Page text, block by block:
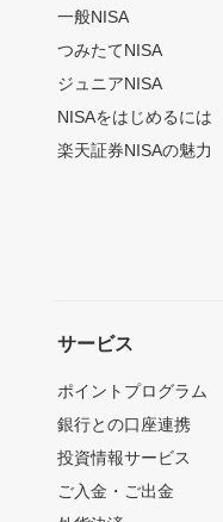
一般NISA
つみたてNISA
ジュニアNISA
NISAをはじめるには
楽天証券NISAの魅力
サービス
ポイントプログラム
銀行との口座連携
投資情報サービス
ご入金・ご出金